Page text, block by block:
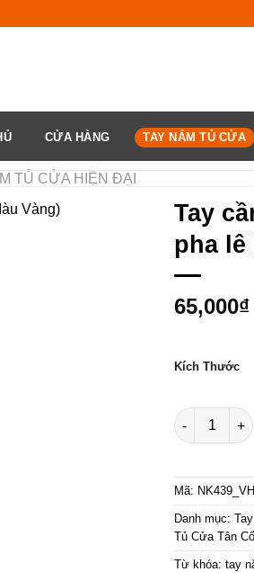
CỬA HÀNG TAY NẮM TỦ CỬA
TỦ CỬA HIỆN ĐẠI
Tay
pha lê
65,000₫
Kích Thước
Tay cầm
Mã:
Danh mục:
Tủ Cửa Tân
Từ khóa:tay